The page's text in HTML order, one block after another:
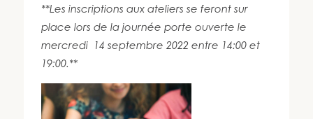
**Les inscriptions aux ateliers se feront sur
place lors de la journée porte ouverte le
mercredi 14 septembre 2022 entre 14:00 et
19:00.**